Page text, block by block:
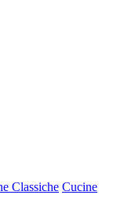
Classiche Cucine